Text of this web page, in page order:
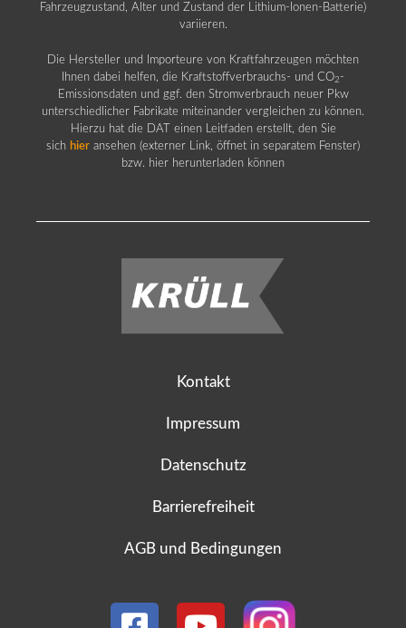
Fahrzeugzustand, Alter und Zustand der Lithium-Ionen-Batterie)
variieren.
Die Hersteller und Importeure von Kraftfahrzeugen möchten
Ihnen dabei helfen, die Kraftstoffverbrauchs- und CO2 -
Emissionsdaten und ggf. den Stromverbrauch neuer Pkw
unterschiedlicher Fabrikate miteinander vergleichen zu können.
Hierzu hat die DAT einen Leitfaden erstellt, den Sie
sich hier ansehen (externer Link, öffnet in separatem Fenster)
bzw. hier herunterladen können
Kontakt
Impressum
Datenschutz
Barrierefreiheit
AGB und Bedingungen